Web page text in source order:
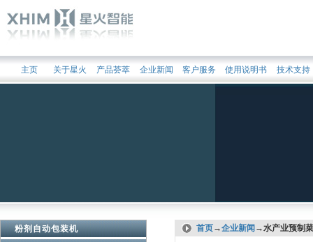
主页 关于星火 产品荟萃 企业新闻 客户服务 使用说明书 技术支持
粉剂自动包装机
首页→企业新闻 →水产业预制